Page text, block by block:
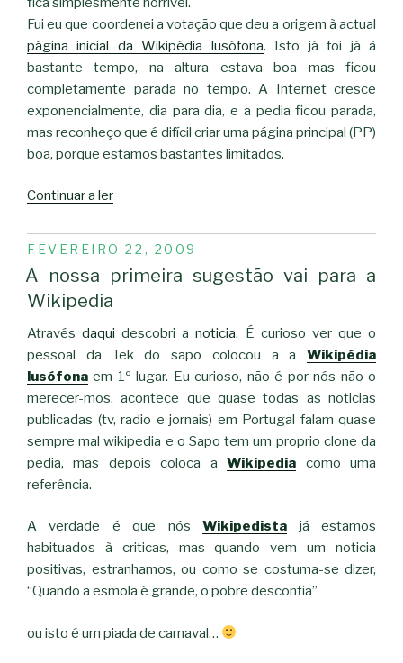
Fui eu que coordenei a votação que deu a origem à actual
página inicial da Wikipédia lusófona. Isto já foi já à
bastante tempo, na altura estava boa mas ficou
completamente parada no tempo. A Internet cresce
exponencialmente, dia para dia, e a pedia ficou parada,
mas reconheço que é difícil criar uma página principal (PP)
boa, porque estamos bastantes limitados.
Continuar a ler“Simplesmente
PUBLICADO
EM
FEVEREIRO 22, 2009
A nossa primeira sugestão vai para a
Wikipedia
Atravésdaqui descobri anoticia. É curioso ver que o
pessoal da Tek do sapo colocou a a Wikipédia
lusófona em 1º lugar. Eu curioso, não é por nós não o
merecer-mos, acontece que quase todas as noticias
publicadas (tv, radio e jornais) em Portugal falam quase
sempre mal wikipedia e o Sapo tem um proprio clone da
pedia, mas depois coloca aWikipedia como uma
referência.
A verdade é que nósWikipedista já estamos
habituados à criticas, mas quando vem um noticia
positivas, estranhamos, ou como se costuma-se dizer,
“Quando a esmola é grande, o pobre desconfia”
ou isto é um piada de carnaval…